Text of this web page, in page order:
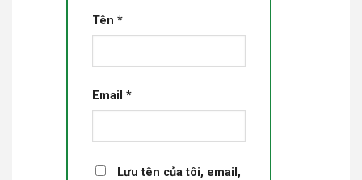
Tên *
Email *
Lưu tên của tôi, email,